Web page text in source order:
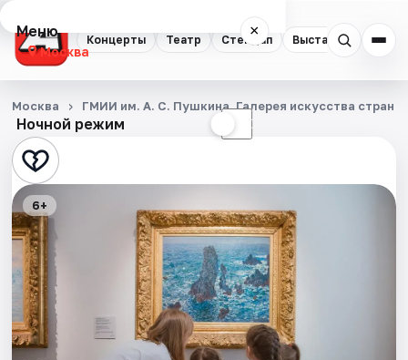
Концерты Театр Стендап Выставки
Меню ×
Москва
Концерты
Театр
Стендап
Выставки
Квесты
Экскурсии
Спорт
Ночной режим ☾
Москва ГМИИ им. А. С. Пушкина. Галерея искусства стран
6+